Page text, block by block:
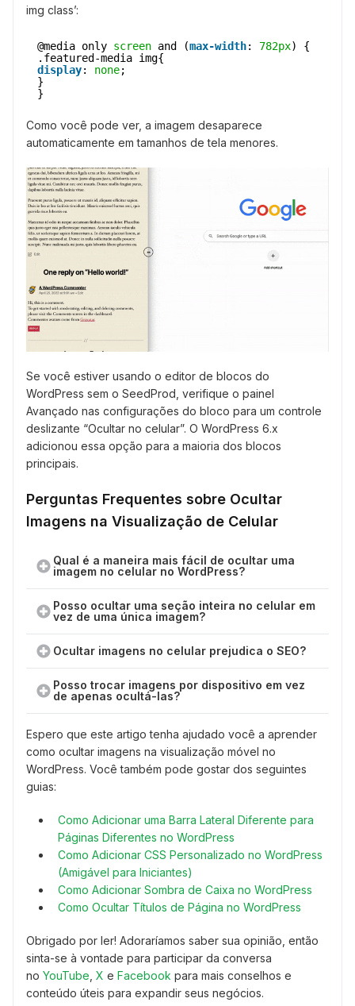
img class’:
@media only screen and (max-width: 782px) {
.featured-media img{
display: none;
}
}
Como você pode ver, a imagem desaparece
automaticamente em tamanhos de tela menores.
Se você estiver usando o editor de blocos do
WordPress sem o SeedProd, verifique o painel
Avançado nas configurações do bloco para um controle
deslizante “Ocultar no celular”. O WordPress 6.x
adicionou essa opção para a maioria dos blocos
principais.
Perguntas Frequentes sobre Ocultar
Imagens na Visualização de Celular
Qual é a maneira mais fácil de ocultar uma
imagem no celular no WordPress?
Posso ocultar uma seção inteira no celular em
vez de uma única imagem?
Ocultar imagens no celular prejudica o SEO?
Posso trocar imagens por dispositivo em vez
de apenas ocultá-las?
Espero que este artigo tenha ajudado você a aprender
como ocultar imagens na visualização móvel no
WordPress. Você também pode gostar dos seguintes
guias:
Como Adicionar uma Barra Lateral Diferente para
Páginas Diferentes no WordPress
Como Adicionar CSS Personalizado no WordPress
(Amigável para Iniciantes)
Como Adicionar Sombra de Caixa no WordPress
Como Ocultar Títulos de Página no WordPress
Obrigado por ler! Adoraríamos saber sua opinião, então
sinta-se à vontade para participar da conversa
no YouTube X e Facebook para mais conselhos e
conteúdo úteis para expandir seus negócios.